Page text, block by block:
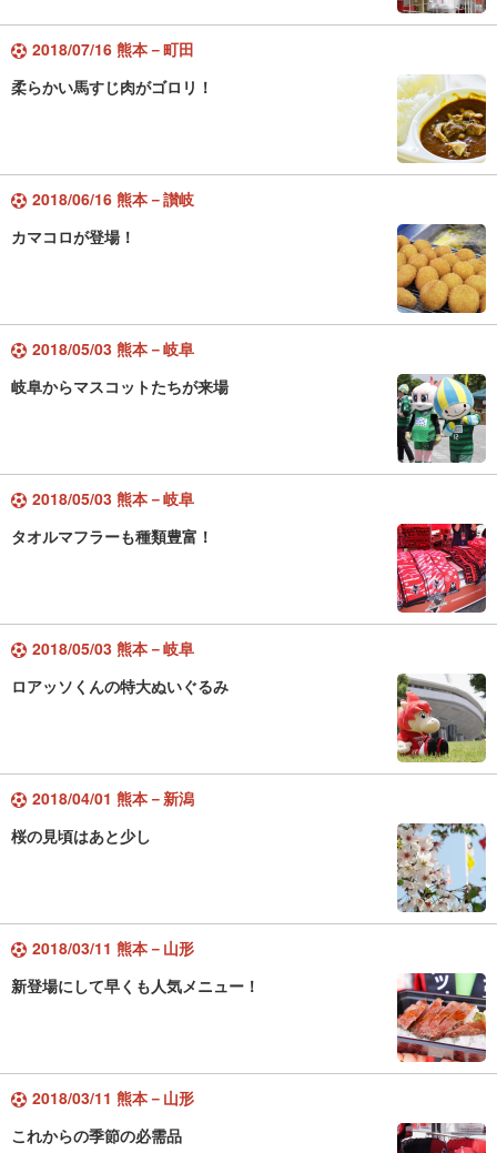
2018/07/16 熊本－町田
柔らかい馬すじ肉がゴロリ！
2018/06/16 熊本－讃岐
カマコロが登場！
2018/05/03 熊本－岐阜
岐阜からマスコットたちが来場
2018/05/03 熊本－岐阜
タオルマフラーも種類豊富！
2018/05/03 熊本－岐阜
ロアッソくんの特大ぬいぐるみ
2018/04/01 熊本－新潟
桜の見頃はあと少し
2018/03/11 熊本－山形
新登場にして早くも人気メニュー！
2018/03/11 熊本－山形
これからの季節の必需品